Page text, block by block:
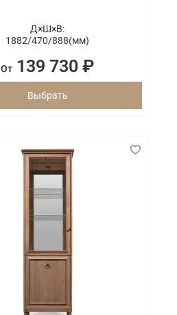
Д×Ш×В:
1882/470/888(мм)
От 139 730 ₽
Выбрать